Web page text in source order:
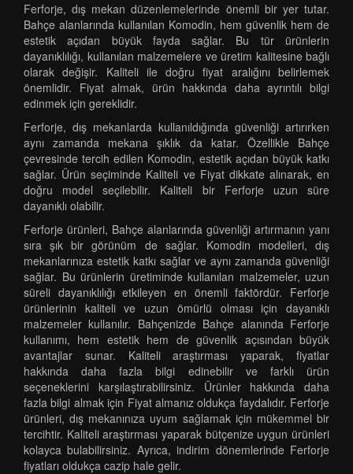
Ferforje, dış mekan düzenlemelerinde önemli bir yer tutar.
Bahçe alanlarında kullanılan Komodin, hem güvenlik hem de
estetik açıdan büyük fayda sağlar. Bu tür ürünlerin
dayanıklılığı, kullanılan malzemelere ve üretim kalitesine bağlı
olarak değişir. Kaliteli ile doğru fiyat aralığını belirlemek
önemlidir. Fiyat almak, ürün hakkında daha ayrıntılı bilgi
edinmek için gereklidir.
Ferforje, dış mekanlarda kullanıldığında güvenliği artırırken
aynı zamanda mekana şıklık da katar. Özellikle Bahçe
çevresinde tercih edilen Komodin, estetik açıdan büyük katkı
sağlar. Ürün seçiminde Kaliteli ve Fiyat dikkate alınarak, en
doğru model seçilebilir. Kaliteli bir Ferforje uzun süre
dayanıklı olabilir.
Ferforje ürünleri, Bahçe alanlarında güvenliği artırmanın yanı
sıra şık bir görünüm de sağlar. Komodin modelleri, dış
mekanlarınıza estetik katkı sağlar ve aynı zamanda güvenliği
sağlar. Bu ürünlerin üretiminde kullanılan malzemeler, uzun
süreli dayanıklılığı etkileyen en önemli faktördür. Ferforje
ürünlerinin kaliteli ve uzun ömürlü olması için dayanıklı
malzemeler kullanılır. Bahçenizde Bahçe alanında Ferforje
kullanımı, hem estetik hem de güvenlik açısından büyük
avantajlar sunar. Kaliteli araştırması yaparak, fiyatlar
hakkında daha fazla bilgi edinebilir ve farklı ürün
seçeneklerini karşılaştırabilirsiniz. Ürünler hakkında daha
fazla bilgi almak için Fiyat almanız oldukça faydalıdır. Ferforje
ürünleri, dış mekanınıza uyum sağlamak için mükemmel bir
tercihtir. Kaliteli araştırması yaparak bütçenize uygun ürünleri
kolayca bulabilirsiniz. Ayrıca, indirim dönemlerinde Ferforje
fiyatları oldukça cazip hale gelir.